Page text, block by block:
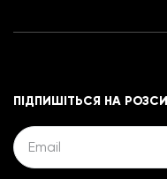
ПІДПИШІТЬСЯ НА